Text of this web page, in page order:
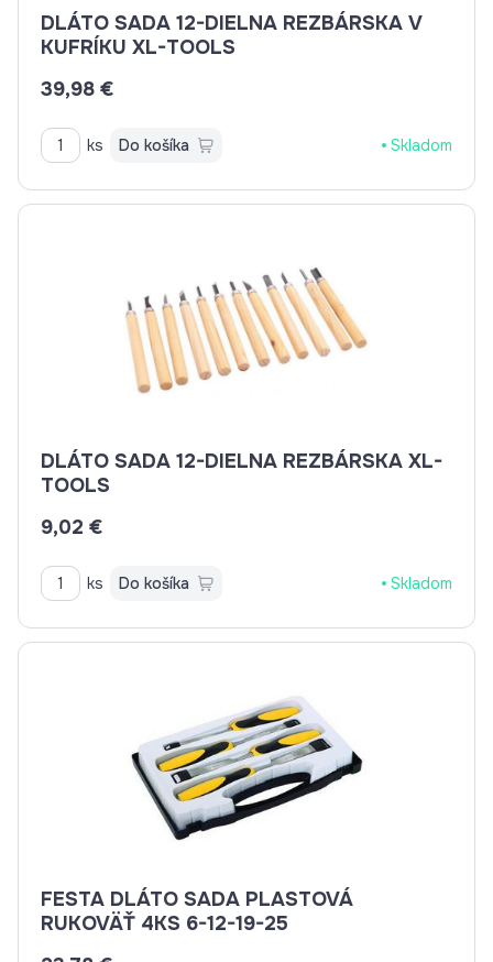
DLÁTO SADA 12-DIELNA REZBÁRSKA V
KUFRÍKU XL-TOOLS
39,98 €
ks Do košíka Skladom
DLÁTO SADA 12-DIELNA REZBÁRSKA XL-
TOOLS
9,02 €
ks Do košíka Skladom
FESTA DLÁTO SADA PLASTOVÁ
RUKOVÄŤ 4KS 6-12-19-25